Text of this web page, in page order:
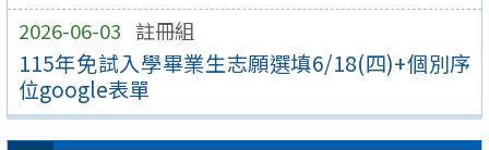
2026-06-03 註冊組
115年免試入學畢業生志願選填6/18(四)+個別序
位google表單